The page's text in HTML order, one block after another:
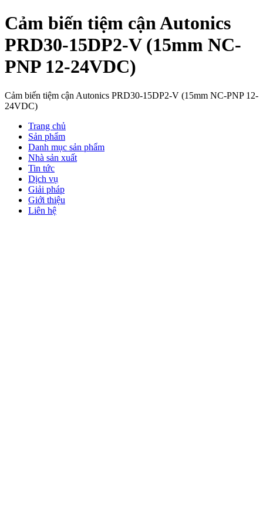
Cảm biến tiệm cận Autonics
PRD30-15DP2-V (15mm NC-
PNP 12-24VDC)
Cảm biến tiệm cận Autonics PRD30-15DP2-V (15mm NC-PNP 12-
24VDC)
Trang chủ
Sản phẩm
Danh mục sản phẩm
Nhà sản xuất
Tin tức
Dịch vụ
Giải pháp
Giới thiệu
Liên hệ